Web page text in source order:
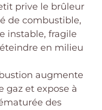
prive le brûleur
de combustible,
instable, fragile
en milieu
augmente
gaz et expose à
des